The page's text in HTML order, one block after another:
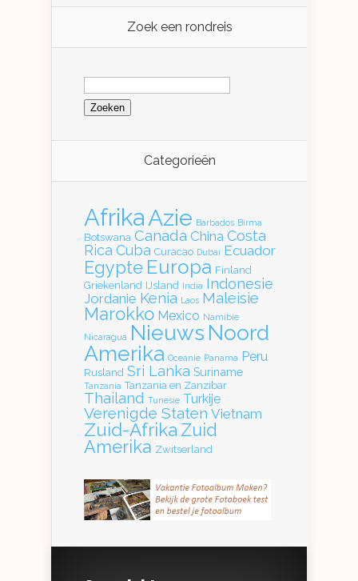
Zoek een rondreis
Zoeken
naar:
Categorieën
AfrikaAzie Barbados Birma
Botswana Canada China Costa
Rica Cuba Curacao Dubai Ecuador
Egypte Europa Finland
Griekenland IJsland India Indonesie
Jordanie Kenia Laos Maleisie
Marokko Mexico Namibie
Nicaragua Nieuws Noord
Amerika Oceanie Panama Peru
Rusland Sri Lanka Suriname
Tanzania Tanzania en Zanzibar
Thailand Tunesie Turkije
Verenigde Staten Vietnam
Zuid-Afrika Zuid
Amerika Zwitserland